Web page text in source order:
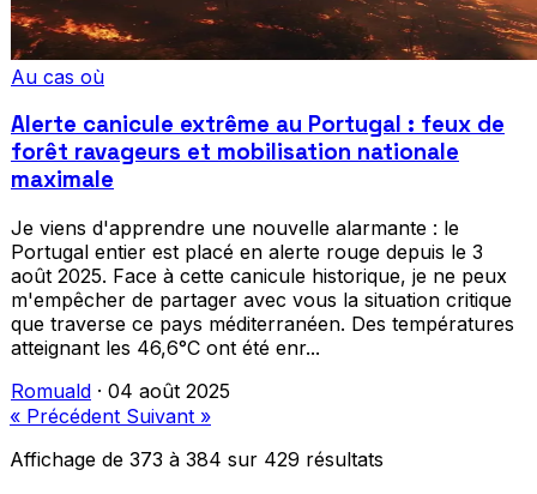
Au cas où
Alerte canicule extrême au Portugal : feux de
forêt ravageurs et mobilisation nationale
maximale
Je viens d'apprendre une nouvelle alarmante : le
Portugal entier est placé en alerte rouge depuis le 3
août 2025. Face à cette canicule historique, je ne peux
m'empêcher de partager avec vous la situation critique
que traverse ce pays méditerranéen. Des températures
atteignant les 46,6°C ont été enr...
Romuald · 04 août 2025
« Précédent Suivant »
Affichage de 373 à 384 sur 429 résultats